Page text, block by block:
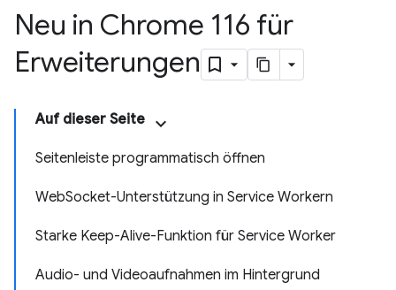
Neu in Chrome 116 für
Erweiterungen
Auf dieser Seite
Seitenleiste programmatisch öffnen
WebSocket-Unterstützung in Service Workern
Starke Keep-Alive-Funktion für Service Worker
Audio- und Videoaufnahmen im Hintergrund